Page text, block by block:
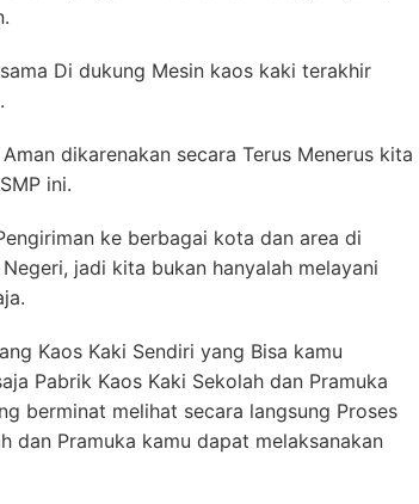
Di dukung Mesin kaos kaki terakhir
dikarenakan secara Terus Menerus kita
ini.
ke berbagai kota dan area di
jadi kita bukan hanyalah melayani
Kaos Kaki Sendiri yang Bisa kamu
Pabrik Kaos Kaki Sekolah dan Pramuka
berminat melihat secara langsung Proses
dan Pramuka kamu dapat melaksanakan